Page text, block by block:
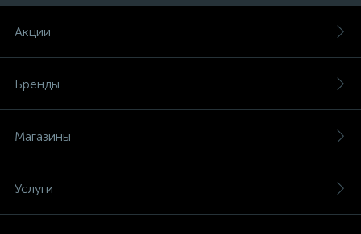
Акции
Бренды
Магазины
Услуги